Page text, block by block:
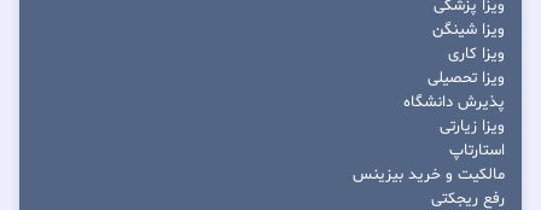
ویزا پزشکی
ویزا شینگن
ویزا کاری
ویزا تحصیلی
پذیرش دانشگاه
ویزا زیارتی
استارتاپ
مالکیت و خرید بیزینس
رفع ریجکتی